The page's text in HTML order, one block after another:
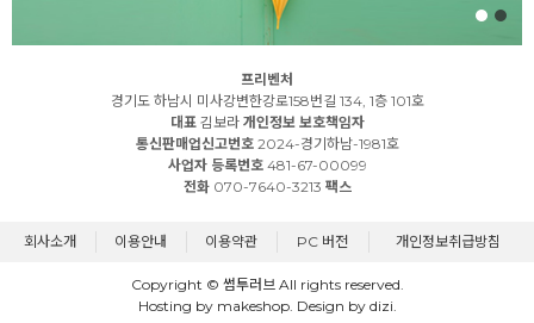
프리벤처
경기도 하남시 미사강변한강로158번길 134, 1층 101호
대표김보라 개인정보 보호책임자
통신판매업신고번호2024-경기하남-1981호
사업자 등록번호481-67-00099
전화070-7640-3213 팩스
회사소개 이용안내 이용약관 PC 버전 개인정보취급방침
Copyright © 썸투러브 All rights reserved.
Hosting by makeshop. Design by dizi.